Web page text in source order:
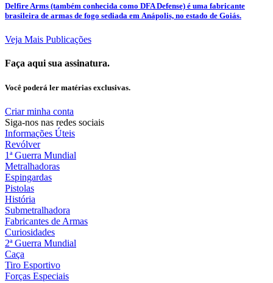
Delfire Arms (também conhecida como DFA Defense) é uma fabricante
brasileira de armas de fogo sediada em Anápolis, no estado de Goiás.
Veja Mais Publicações
Faça aqui sua assinatura.
Você poderá ler matérias exclusivas.
Criar minha conta
Siga-nos nas redes sociais
Informações Úteis
Revólver
1ª Guerra Mundial
Metralhadoras
Espingardas
Pistolas
História
Submetralhadora
Fabricantes de Armas
Curiosidades
2ª Guerra Mundial
Caça
Tiro Esportivo
Forças Especiais